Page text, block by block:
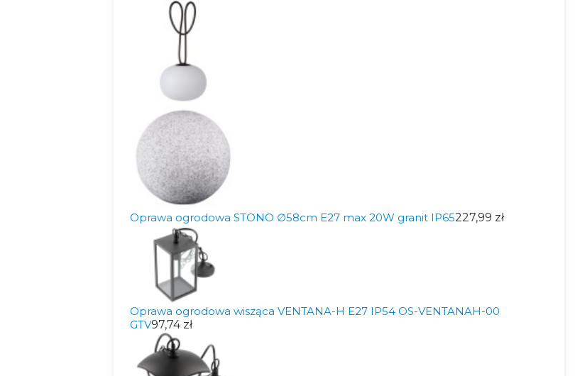
Oprawa ogrodowa STONO ∅58cm E27 max 20W granit IP65227,99 zł
Oprawa ogrodowa wisząca VENTANA-H E27 IP54 OS-VENTANAH-00
GTV97,74 zł